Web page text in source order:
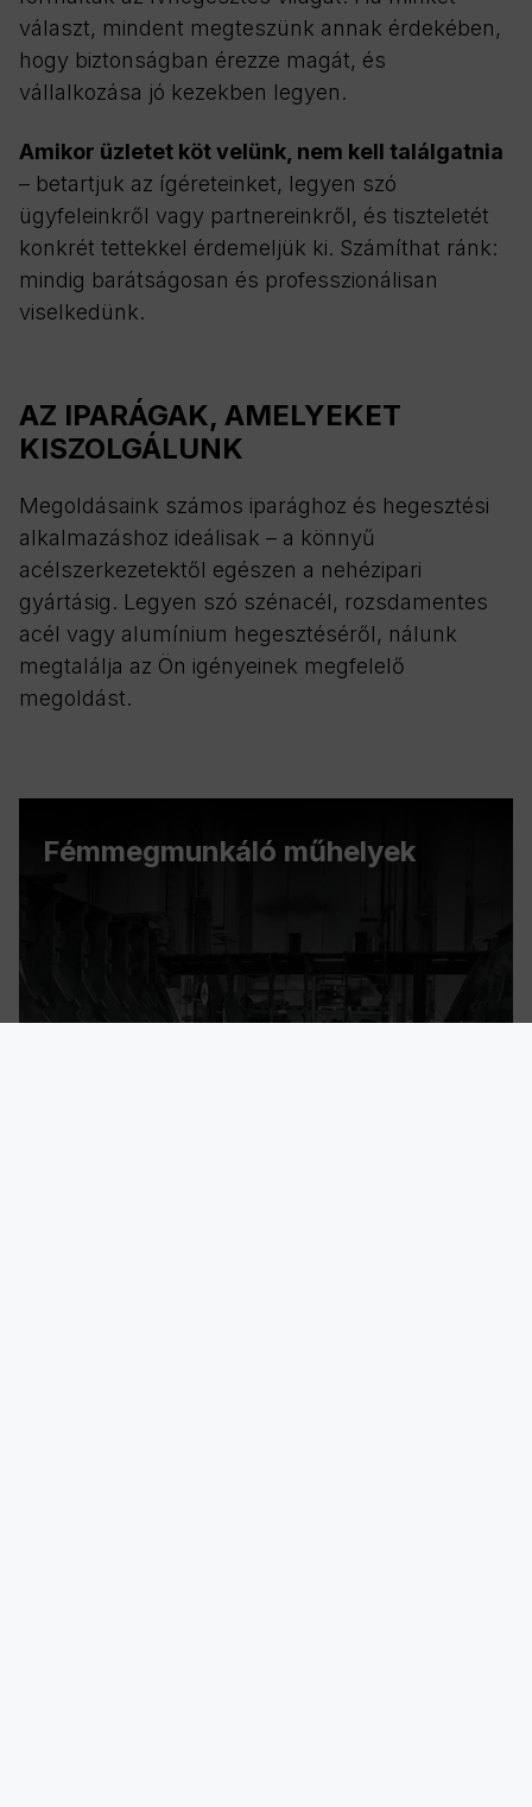
választ, mindent megteszünk annak érdekében,
hogy biztonságban érezze magát, és
vállalkozása jó kezekben legyen.
Amikor üzletet köt velünk, nem kell találgatnia
– betartjuk az ígéreteinket, legyen szó
ügyfeleinkről vagy partnereinkről, és tiszteletét
konkrét tettekkel érdemeljük ki. Számíthat ránk:
mindig barátságosan és professzionálisan
viselkedünk.
AZ IPARÁGAK, AMELYEKET
KISZOLGÁLUNK
Megoldásaink számos iparághoz és hegesztési
alkalmazáshoz ideálisak – a könnyű
acélszerkezetektől egészen a nehézipari
gyártásig. Legyen szó szénacél, rozsdamentes
acél vagy alumínium hegesztéséről, nálunk
megtalálja az Ön igényeinek megfelelő
megoldást.
Fémmegmunkáló műhelyek